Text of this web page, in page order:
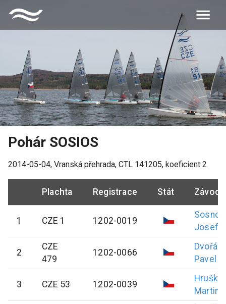
Pohár SOSIOS
2014-05-04, Vranská přehrada, CTL 141205, koeficient 2
Plachta Registrace Stát
1 CZE 1 1202-0019
Josef
2
CZE
479
1202-0066
Dvořák
Pavel
3 CZE 53 1202-0039
Hruška
Martin